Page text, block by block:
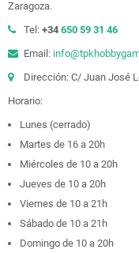
Zaragoza.
Tel: +34 650 59 31 46
Email:
Dirección: C/ Juan José
Horario:
Lunes (cerrado)
Martes de 16 a 20h
Miércoles de 10 a 20h
Jueves de 10 a 20h
Viernes de 10 a 21h
Sábado de 10 a 21h
Domingo de 10 a 20h